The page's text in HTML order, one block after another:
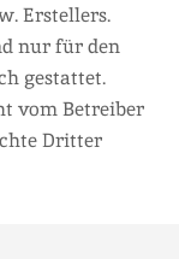
Erstellers.
nur für den
gestattet.
vom Betreiber
Dritter